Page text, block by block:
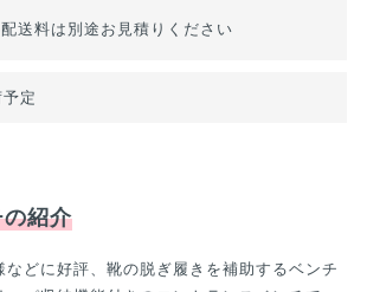
送料は別途お見積りください
定
紹介
などに好評、靴の脱ぎ履きを補助するベンチ